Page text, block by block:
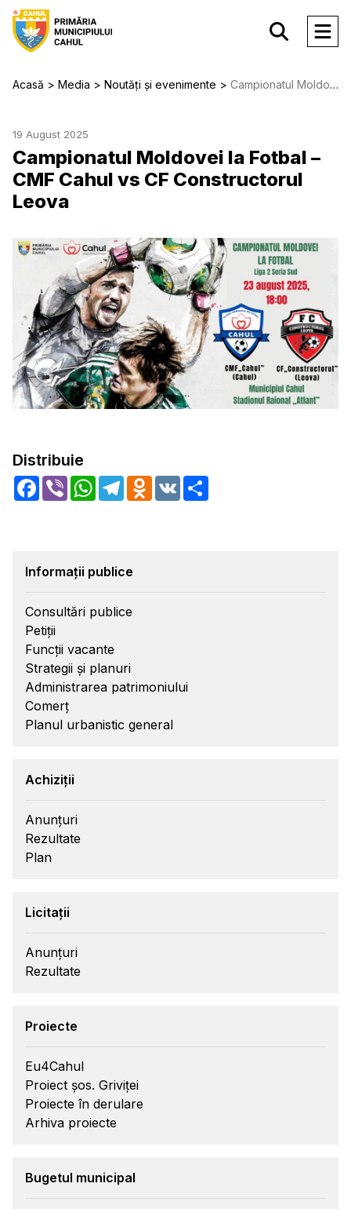
Acasă Media Noutăți și evenimente Campionatul Moldovei la Fotbal – CMF Cahul vs CF Constructorul Leova
19 August 2025
Campionatul Moldovei la Fotbal –
CMF Cahul vs CF Constructorul
Leova
Distribuie
Facebook
Viber WhatsApp
TelegramOdnoklassniki
VK
Informații publice
Consultări publice
Petiții
Funcții vacante
Strategii și planuri
Administrarea patrimoniului
Comerț
Planul urbanistic general
Achiziții
Anunțuri
Rezultate
Plan
Licitații
Anunțuri
Rezultate
Proiecte
Eu4Cahul
Proiect șos. Griviței
Proiecte în derulare
Arhiva proiecte
Bugetul municipal